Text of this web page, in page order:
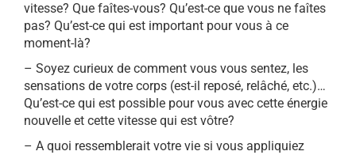
vitesse? Que faîtes-vous? Qu’est-ce que vous ne faîtes
pas? Qu’est-ce qui est important pour vous à ce
moment-là?
– Soyez curieux de comment vous vous sentez, les
sensations de votre corps (est-il reposé, relâché, etc.)…
Qu’est-ce qui est possible pour vous avec cette énergie
nouvelle et cette vitesse qui est vôtre?
– A quoi ressemblerait votre vie si vous appliquiez